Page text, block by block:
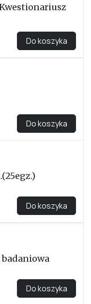
Do koszyka
Do koszyka
Do koszyka
Do koszyka